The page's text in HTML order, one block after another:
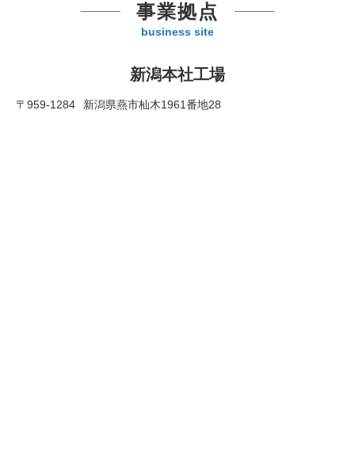
事業拠点
business site
新潟本社工場
〒959-1284 新潟県燕市杣木1961番地28